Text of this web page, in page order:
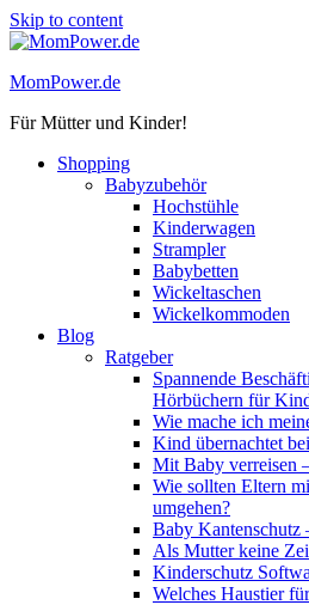
Skip to content
MomPower.de
Für Mütter und Kinder!
Shopping
Babyzubehör
Hochstühle
Kinderwagen
Strampler
Babybetten
Wickeltaschen
Wickelkommoden
Blog
Ratgeber
Spannende
Hörbüchern für
Wie mache ich
Kind übernachtet
Mit Baby verreisen
Wie sollten Eltern
umgehen?
Baby Kantenschutz
Als Mutter keine
Kinderschutz
Welches Haustier